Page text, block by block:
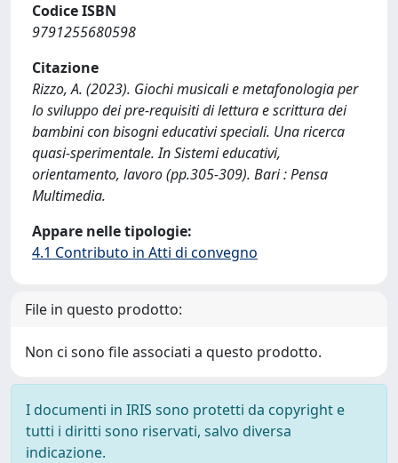
Codice ISBN
9791255680598
Citazione
Rizzo, A. (2023). Giochi musicali e metafonologia per
lo sviluppo dei pre-requisiti di lettura e scrittura dei
bambini con bisogni educativi speciali. Una ricerca
quasi-sperimentale. In Sistemi educativi,
orientamento, lavoro (pp.305-309). Bari : Pensa
Multimedia.
Appare nelle tipologie:
4.1 Contributo in Atti di convegno
File in questo prodotto:
Non ci sono file associati a questo prodotto.
I documenti in IRIS sono protetti da copyright e
tutti i diritti sono riservati, salvo diversa
indicazione.